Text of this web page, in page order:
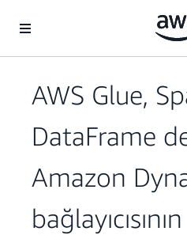
AWS Glue,
DataFrame
Amazon